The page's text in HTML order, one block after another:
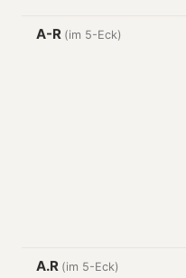
A-R (im 5-Eck)
A.R (im 5-Eck)